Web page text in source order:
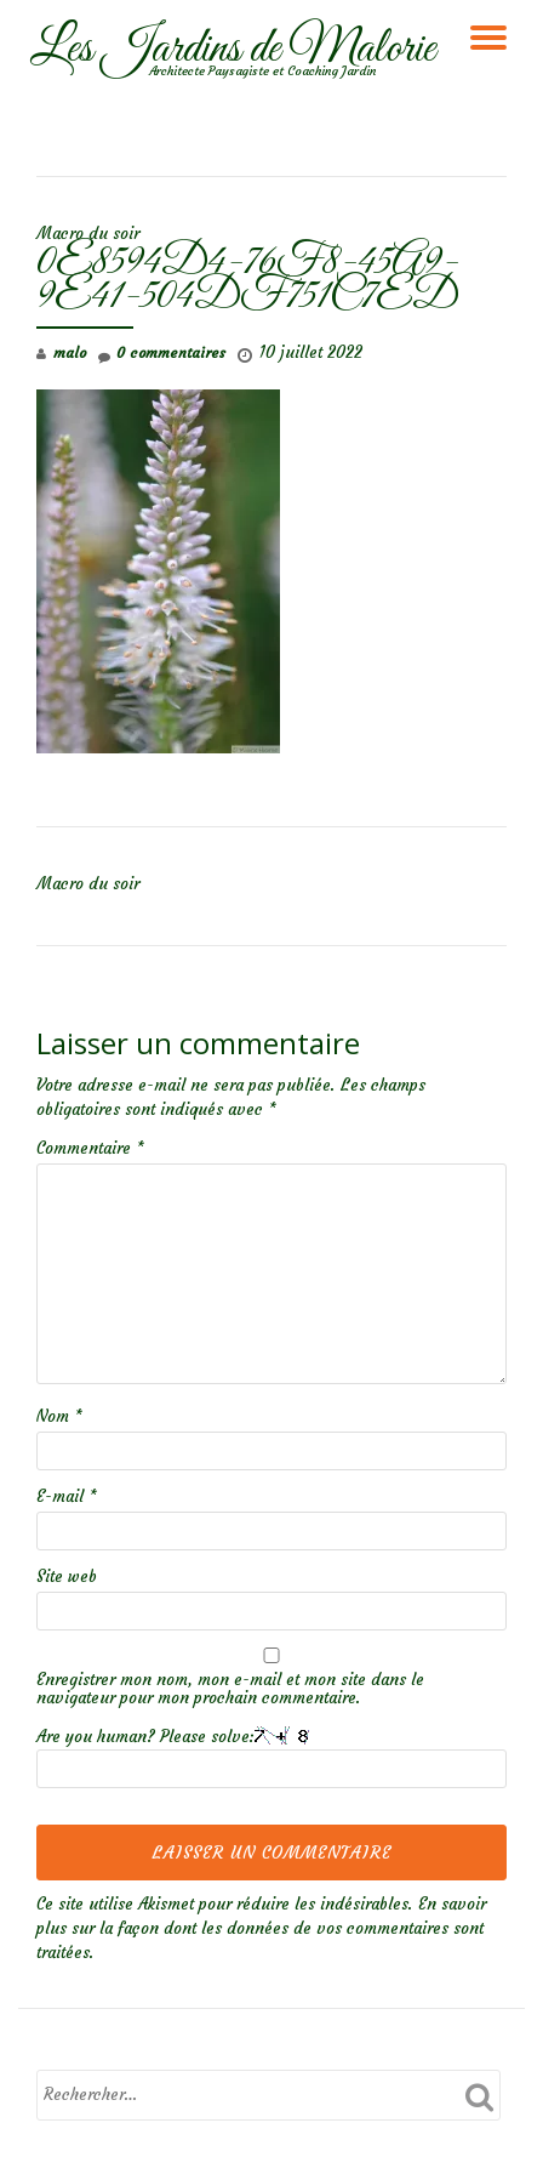
AllerLes Jardins de Malorie
Architecte Paysagiste et Coaching Jardin
Macro du soir
0E8594D4-76F8-45A9-
9E41-504DF751C7ED
malo 10 juillet 2022
0 commentaires
Macro du soir
Laisser un commentaire
Votre adresse e-mail ne sera pas publiée. Les champs
obligatoires sont indiqués avec *
Commentaire *
Nom *
E-mail *
Site web
Enregistrer mon nom, mon e-mail et mon site dans le
navigateur pour mon prochain commentaire.
Are you human? Please solve:
Ce site utilise Akismet pour réduire les indésirables. En savoir
plus sur la façon dont les données de vos commentaires sont
traitées.